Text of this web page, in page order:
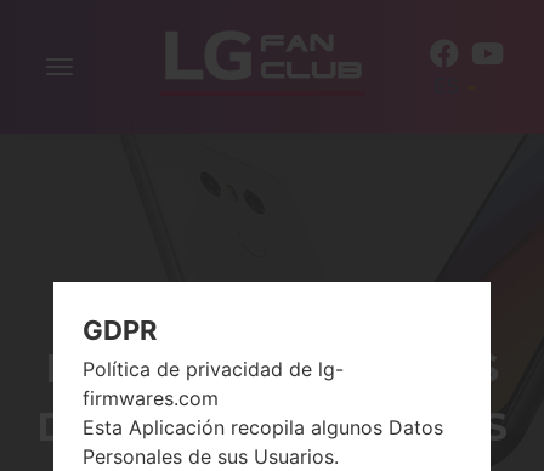
Alternar
RESTABLECER DATOS
DE FÁBRICA A TRAVÉS
GDPR
Política de privacidad de lg-
firmwares.com
Esta Aplicación recopila algunos Datos
Personales de sus Usuarios.